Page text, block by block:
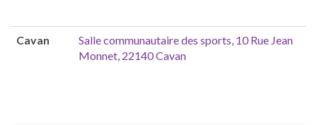
Cavan
Salle communautaire des sports, 10 Rue Jean
Monnet, 22140 Cavan